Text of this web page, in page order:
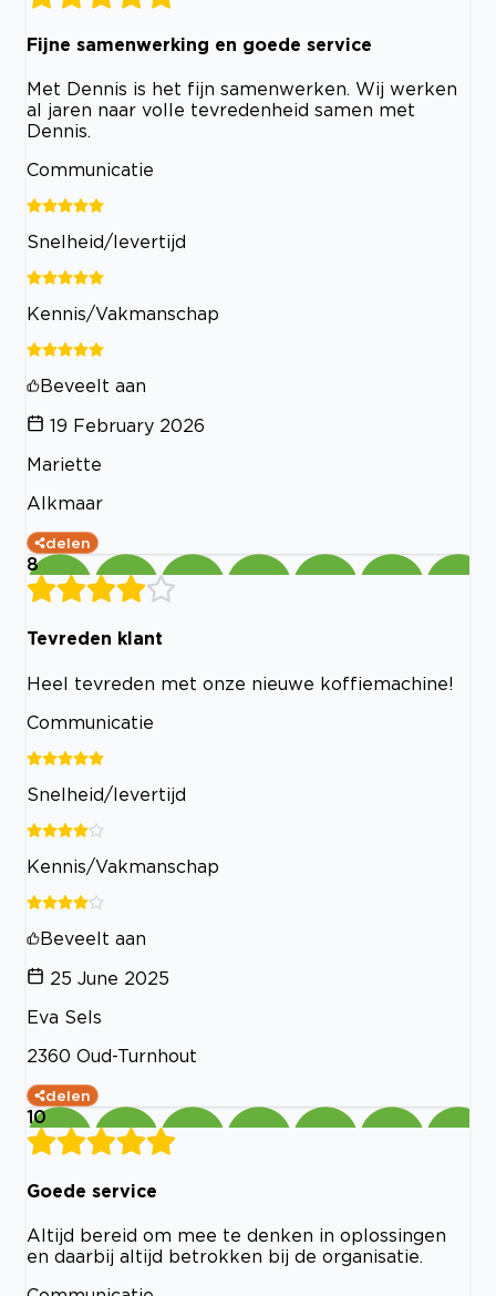
Fijne samenwerking en goede service
Met Dennis is het fijn samenwerken. Wij werken
al jaren naar volle tevredenheid samen met
Dennis.
Communicatie
Snelheid/levertijd
Kennis/Vakmanschap
Beveelt aan
19 February 2026
Mariette
Alkmaar
delen
8
Tevreden klant
Heel tevreden met onze nieuwe koffiemachine!
Communicatie
Snelheid/levertijd
Kennis/Vakmanschap
Beveelt aan
25 June 2025
Eva Sels
2360 Oud-Turnhout
delen
10
Goede service
Altijd bereid om mee te denken in oplossingen
en daarbij altijd betrokken bij de organisatie.